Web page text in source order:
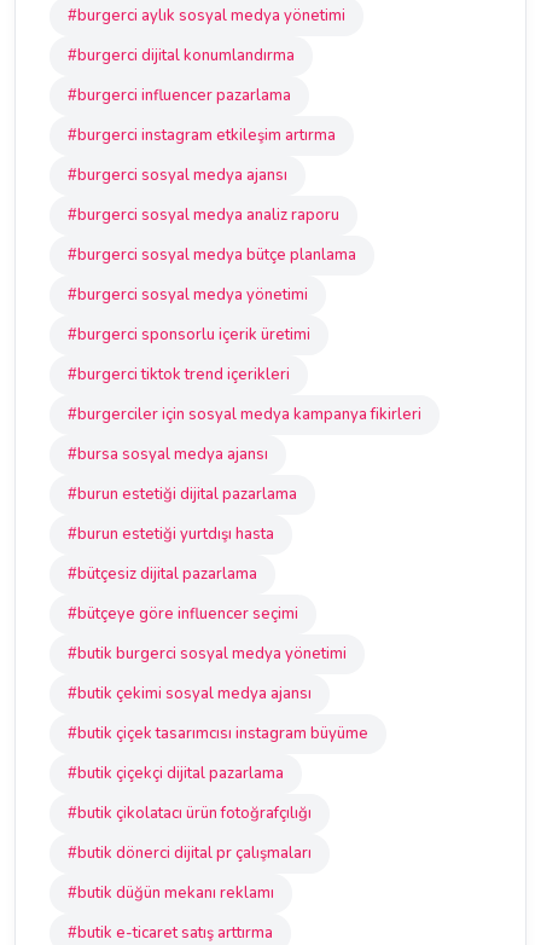
#burgerci aylık sosyal medya yönetimi
#burgerci dijital konumlandırma
#burgerci influencer pazarlama
#burgerci instagram etkileşim artırma
#burgerci sosyal medya ajansı
#burgerci sosyal medya analiz raporu
#burgerci sosyal medya bütçe planlama
#burgerci sosyal medya yönetimi
#burgerci sponsorlu içerik üretimi
#burgerci tiktok trend içerikleri
#burgerciler için sosyal medya kampanya fikirleri
#bursa sosyal medya ajansı
#burun estetiği dijital pazarlama
#burun estetiği yurtdışı hasta
#bütçesiz dijital pazarlama
#bütçeye göre influencer seçimi
#butik burgerci sosyal medya yönetimi
#butik çekimi sosyal medya ajansı
#butik çiçek tasarımcısı instagram büyüme
#butik çiçekçi dijital pazarlama
#butik çikolatacı ürün fotoğrafçılığı
#butik dönerci dijital pr çalışmaları
#butik düğün mekanı reklamı
#butik e-ticaret satış arttırma